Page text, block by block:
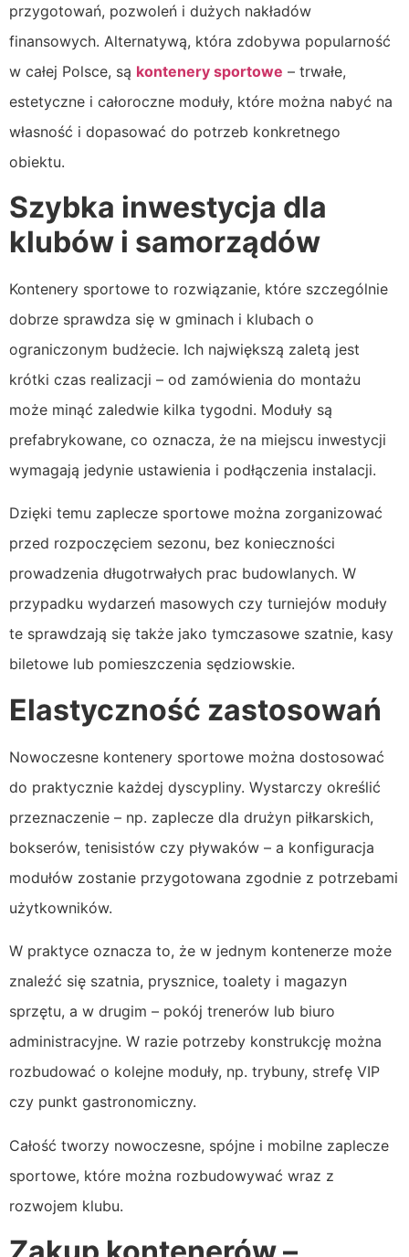
przygotowań, pozwoleń i dużych nakładów
finansowych. Alternatywą, która zdobywa popularność
w całej Polsce, są kontenery sportowe – trwałe,
estetyczne i całoroczne moduły, które można nabyć na
własność i dopasować do potrzeb konkretnego
obiektu.
Szybka inwestycja dla
klubów i samorządów
Kontenery sportowe to rozwiązanie, które szczególnie
dobrze sprawdza się w gminach i klubach o
ograniczonym budżecie. Ich największą zaletą jest
krótki czas realizacji – od zamówienia do montażu
może minąć zaledwie kilka tygodni. Moduły są
prefabrykowane, co oznacza, że na miejscu inwestycji
wymagają jedynie ustawienia i podłączenia instalacji.
Dzięki temu zaplecze sportowe można zorganizować
przed rozpoczęciem sezonu, bez konieczności
prowadzenia długotrwałych prac budowlanych. W
przypadku wydarzeń masowych czy turniejów moduły
te sprawdzają się także jako tymczasowe szatnie, kasy
biletowe lub pomieszczenia sędziowskie.
Elastyczność zastosowań
Nowoczesne kontenery sportowe można dostosować
do praktycznie każdej dyscypliny. Wystarczy określić
przeznaczenie – np. zaplecze dla drużyn piłkarskich,
bokserów, tenisistów czy pływaków – a konfiguracja
modułów zostanie przygotowana zgodnie z potrzebami
użytkowników.
W praktyce oznacza to, że w jednym kontenerze może
znaleźć się szatnia, prysznice, toalety i magazyn
sprzętu, a w drugim – pokój trenerów lub biuro
administracyjne. W razie potrzeby konstrukcję można
rozbudować o kolejne moduły, np. trybuny, strefę VIP
czy punkt gastronomiczny.
Całość tworzy nowoczesne, spójne i mobilne zaplecze
sportowe, które można rozbudowywać wraz z
rozwojem klubu.